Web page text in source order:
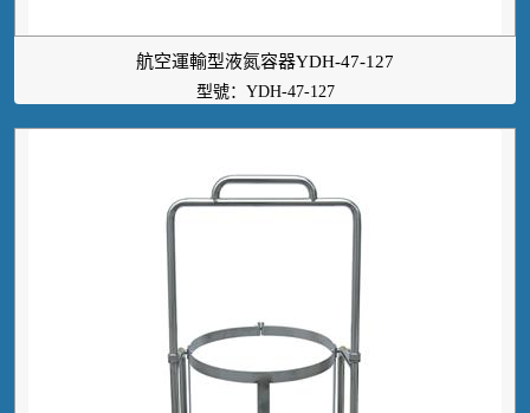
航空運輸型液氮容器YDH-47-127
型號：YDH-47-127